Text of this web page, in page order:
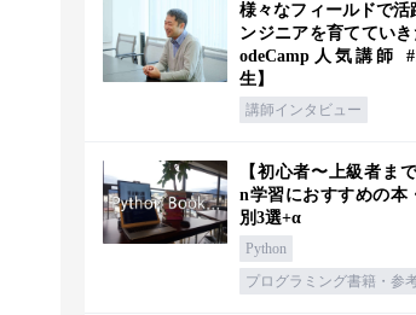
様々なフィールドで活
ンジニアを育ててい
odeCamp人気講師
生】
講師インタビュー
【初心者〜上級者ま
n学習におすすめの本
別3選+α
Python
プログラミング書籍・参